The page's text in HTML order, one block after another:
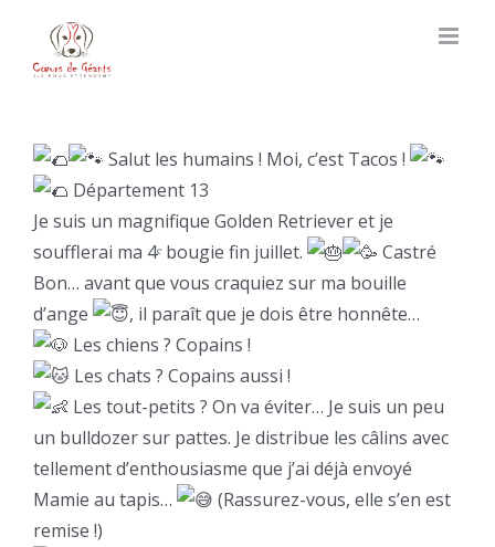
content
Salut les humains ! Moi, c’est Tacos !
Département 13
Je suis un magnifique Golden Retriever et je
soufflerai ma 4ᵉ bougie fin juillet.
Castré
Bon… avant que vous craquiez sur ma bouille
d’ange
, il paraît que je dois être honnête…
Les chiens ? Copains !
Les chats ? Copains aussi !
Les tout-petits ? On va éviter… Je suis un peu
un bulldozer sur pattes. Je distribue les câlins avec
tellement d’enthousiasme que j’ai déjà envoyé
Mamie au tapis…
(Rassurez-vous, elle s’en est
remise !)